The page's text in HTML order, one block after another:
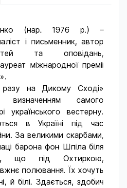
(нар. 1976 р.) –
і письменник, автор
та оповідань,
міжнародної преміі
на Дикому Сході»
визначенням самого
вестерну.
в Україні під час
За великими скарбами,
барона фон Шпіла біля
що під Охтиркою,
полювання. Їх хочуть
й білі. Здається, здобич